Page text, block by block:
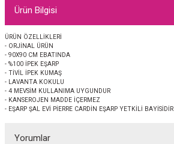
EŞARP 2025-2026 SONBAHAR KIŞ
EŞARP
JAKAR ŞAL
İpek Koton Şal
Ürün Bilgisi
ÜRÜN ÖZELLİKLERİ
- ORJİNAL ÜRÜN
- 90X90 CM EBATINDA
- %100 İPEK EŞARP
- TİVİL İPEK KUMAŞ
- LAVANTA KOKULU
- 4 MEVSİM KULLANIMA UYGUNDUR
- KANSEROJEN MADDE İÇERMEZ
- EŞARP ŞAL EVİ PİERRE CARDİN EŞARP YETKİLİ BAYİSİDİR
Yorumlar